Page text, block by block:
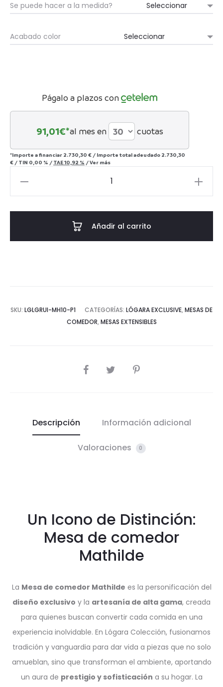
Se puede hacer a la medida?
Acabado color
Págalo a plazos con
91,01€*al mes en cuotas
*Importe a financiar 2.730,30 € / Importe total adeudado 2.730,30
€ / TIN 0,00 % / TAE10,92 % /Ver más
Añadir al carrito
SKU: LGLGRUI-MH10-P1 CATEGORÍAS: LÓGARA EXCLUSIVE, MESAS DE
COMEDOR, MESAS EXTENSIBLES
COMPARTIR
Descripción Información adicional
Valoraciones 0
Un Icono de Distinción:
Mesa de comedor
Mathilde
La Mesa de comedor Mathilde es la personificación del
diseño exclusivo y la artesanía de alta gama, creada
para quienes buscan convertir cada comida en una
experiencia inolvidable. En Lógara Colección, fusionamos
tradición y vanguardia para dar vida a piezas que no solo
amueblan, sino que transforman el ambiente, aportando
un aura de prestigio y sofisticación a su hogar. La